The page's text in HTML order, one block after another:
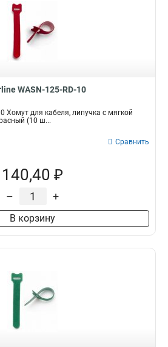
WASN-125-RD-10
Хомут для кабеля, липучка с мягкой
(10 ш...
Сравнить
140,40 ₽
– +
В корзину